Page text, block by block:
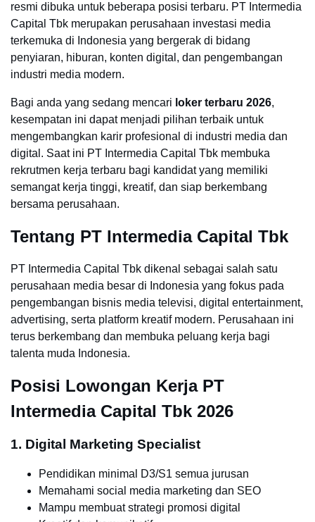
resmi dibuka untuk beberapa posisi terbaru. PT Intermedia
Capital Tbk merupakan perusahaan investasi media
terkemuka di Indonesia yang bergerak di bidang
penyiaran, hiburan, konten digital, dan pengembangan
industri media modern.
Bagi anda yang sedang mencari loker terbaru 2026,
kesempatan ini dapat menjadi pilihan terbaik untuk
mengembangkan karir profesional di industri media dan
digital. Saat ini PT Intermedia Capital Tbk membuka
rekrutmen kerja terbaru bagi kandidat yang memiliki
semangat kerja tinggi, kreatif, dan siap berkembang
bersama perusahaan.
Tentang PT Intermedia Capital Tbk
PT Intermedia Capital Tbk dikenal sebagai salah satu
perusahaan media besar di Indonesia yang fokus pada
pengembangan bisnis media televisi, digital entertainment,
advertising, serta platform kreatif modern. Perusahaan ini
terus berkembang dan membuka peluang kerja bagi
talenta muda Indonesia.
Posisi Lowongan Kerja PT
Intermedia Capital Tbk 2026
1. Digital Marketing Specialist
Pendidikan minimal D3/S1 semua jurusan
Memahami social media marketing dan SEO
Mampu membuat strategi promosi digital